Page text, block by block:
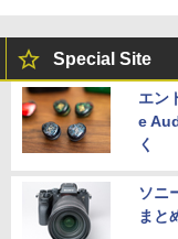
Special Site
エン
e
く
ソニ
まと